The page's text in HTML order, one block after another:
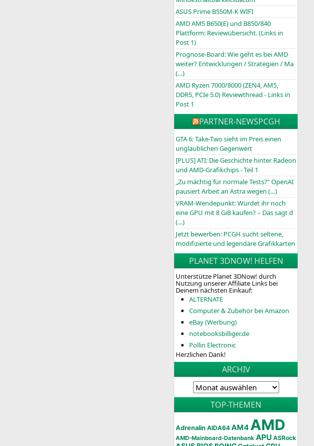
ASUS Prime B550M-K WIFI
AMD AM5 B650(E) und B850/840
Plattform: Reviewübersicht. (Links in
Post 1)
Prognose-Board: Wie geht es bei AMD
weiter? Entwicklungen / Strategien / Ma
(…)
AMD Ryzen 7000/8000 (ZEN4, AM5,
DDR5, PCIe 5.0) Reviewthread - Links in
Post 1
PARTNER-NEWSPCGH
GTA 6: Take-Two sieht im Preis einen
unglaublichen Gegenwert
[PLUS] ATI: Die Geschichte hinter Radeon
und AMD-Grafikchips - Teil 1
„Zu mächtig für normale Tests?“ OpenAI
pausiert Arbeit an Astra wegen (…)
VRAM-Wendepunkt: Würdet ihr noch
eine GPU mit 8 GiB kaufen? – Das sagt d
(…)
Jetzt bewerben: PCGH sucht seltene,
modifizierte und legendäre Grafikkarten
PLANET 3DNOW! HELFEN
Unterstütze Planet 3DNow! durch
Nutzung unserer Affiliate Links bei
Deinem nächsten Einkauf:
ALTERNATE
Computer & Zubehör bei Amazon
eBay (Werbung)
notebooksbilliger.de
Pollin Electronic
Herzlichen Dank!
ARCHIV
TOP-THEMEN
Adrenalin AIDA64 AM4AMD
AMD-Mainboard-Datenbank APU ASRock